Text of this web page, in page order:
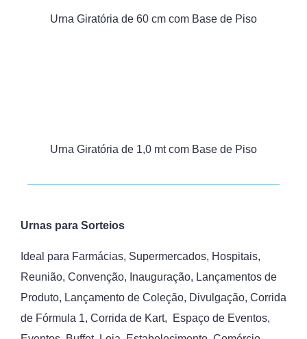
Urna Giratória de 60 cm com Base de Piso
Urna Giratória de 1,0 mt com Base de Piso
Urnas para Sorteios
Ideal para Farmácias, Supermercados, Hospitais,
Reunião, Convenção, Inauguração, Lançamentos de
Produto, Lançamento de Coleção, Divulgação, Corrida
de Fórmula 1, Corrida de Kart, Espaço de Eventos,